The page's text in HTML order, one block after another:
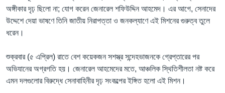
অঙ্গীকার দৃঢ় ছিলো না; যোগ করেন জেনারেল শফিউদ্দিন আহমেদ। এর আগে, সেনাদের
উদ্দেশে দেয়া ভাষণে তিনি জাতীয় নিরাপত্তা ও জনকল্যাণে এই মিশনের গুরুত্ব তুলে
ধরেন।
শুক্রবার (৫ এপ্রিল) রাতে বেশ কয়েকজন সশস্ত্র সন্দেহভাজনকে গ্রেপ্তারের পর
অভিযানের অগ্রগতি হয়। জেনারেল আহমেদের মতে, আঞ্চলিক স্থিতিশীলতা নষ্ট করে
এমন দলগুলোর বিরুদ্ধে সেনাবাহিনীর দৃঢ় সংকল্পের ইঙ্গিত হলো এই মিশন।